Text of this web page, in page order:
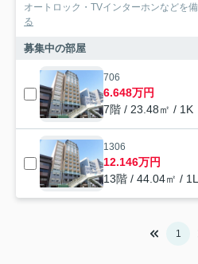
オートロック・TVインターホンなどを
る
募集中の部屋
706
6.648万円
7階 / 23.48㎡ / 1K
1306
12.146万円
13階 / 44.04㎡ /
1